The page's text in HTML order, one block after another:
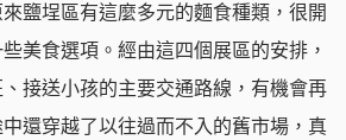
鹽埕區有這麼多元的麵食種類，很開
美食選項。經由這四個展區的安排，
接送小孩的主要交通路線，有機會再
還穿越了以往過而不入的舊市場，真